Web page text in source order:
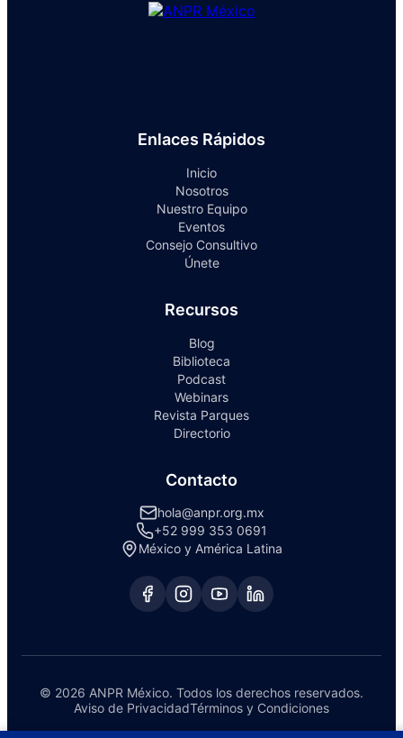
Enlaces Rápidos
Inicio
Nosotros
Nuestro Equipo
Eventos
Consejo Consultivo
Únete
Recursos
Blog
Biblioteca
Podcast
Webinars
Revista Parques
Directorio
Contacto
hola@anpr.org.mx
+52 999 353 0691
México y América Latina
© 2026 ANPR México. Todos los derechos reservados.
Aviso de PrivacidadTérminos y Condiciones